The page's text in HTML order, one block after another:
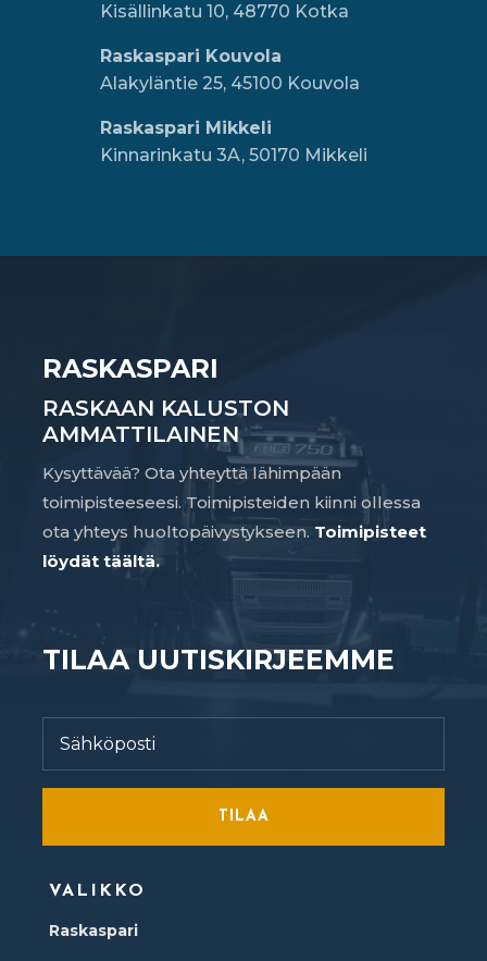
Kisällinkatu 10, 48770 Kotka
Raskaspari Kouvola
Alakyläntie 25, 45100 Kouvola
Raskaspari Mikkeli
Kinnarinkatu 3A, 50170 Mikkeli
RASKASPARI
RASKAAN KALUSTON
AMMATTILAINEN
Kysyttävää? Ota yhteyttä lähimpään
toimipisteeseesi. Toimipisteiden kiinni ollessa
ota yhteys huoltopäivystykseen. Toimipisteet
löydät täältä.
TILAA UUTISKIRJEEMME
TILAA
VALIKKO
Raskaspari